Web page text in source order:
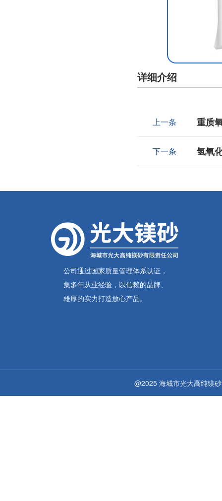
详细介绍
上一条 重质
下一条 氢氧
公司通过国家质量管理体系认证，
集多年从业经验，以信赖的品牌、
雄厚的实力打造放心产品。
@2025 海城市光大高纯镁